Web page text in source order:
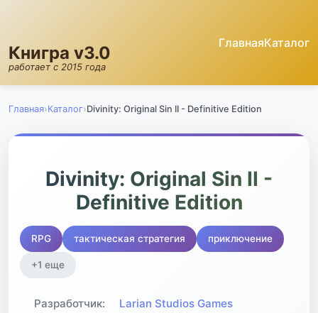
Книгра v3.0
работает с 2015 года
ГлавнаяКаталог
Главная›Каталог›Divinity: Original Sin II - Definitive Edition
⭐
83.9
GRATE
Divinity: Original Sin II -
Definitive Edition
RPG тактическая стратегия приключение
+1 еще
Разработчик:
Larian Studios Games